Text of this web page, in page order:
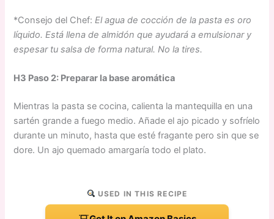
*Consejo del Chef:El agua de cocción de la pasta es oro
líquido. Está llena de almidón que ayudará a emulsionar y
espesar tu salsa de forma natural. No la tires.
H3 Paso 2: Preparar la base aromática
Mientras la pasta se cocina, calienta la mantequilla en una
sartén grande a fuego medio. Añade el ajo picado y sofríelo
durante un minuto, hasta que esté fragante pero sin que se
dore. Un ajo quemado amargaría todo el plato.
USED IN THIS RECIPE